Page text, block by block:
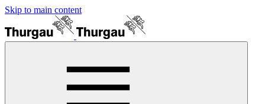
Skip to main content